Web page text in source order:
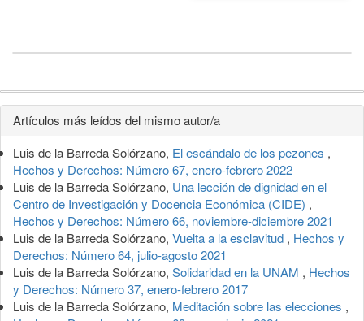
Detalles
del
artículo
Artículos más leídos del mismo autor/a
Luis de la Barreda Solórzano, El escándalo de los pezones ,
Hechos y Derechos: Número 67, enero-febrero 2022
Luis de la Barreda Solórzano, Una lección de dignidad en el
Centro de Investigación y Docencia Económica (CIDE) ,
Hechos y Derechos: Número 66, noviembre-diciembre 2021
Luis de la Barreda Solórzano, Vuelta a la esclavitud , Hechos y
Derechos: Número 64, julio-agosto 2021
Luis de la Barreda Solórzano, Solidaridad en la UNAM , Hechos
y Derechos: Número 37, enero-febrero 2017
Luis de la Barreda Solórzano, Meditación sobre las elecciones ,